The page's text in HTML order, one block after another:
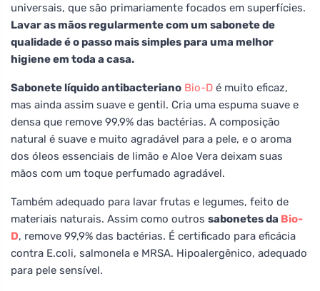
universais, que são primariamente focados em superfícies.
Lavar as mãos regularmente com um sabonete de
qualidade é o passo mais simples para uma melhor
higiene em toda a casa.
Sabonete líquido antibacteriano Bio-D é muito eficaz,
mas ainda assim suave e gentil. Cria uma espuma suave e
densa que remove 99,9% das bactérias. A composição
natural é suave e muito agradável para a pele, e o aroma
dos óleos essenciais de limão e Aloe Vera deixam suas
mãos com um toque perfumado agradável.
Também adequado para lavar frutas e legumes, feito de
materiais naturais. Assim como outros sabonetes da Bio-
D, remove 99,9% das bactérias. É certificado para eficácia
contra E.coli, salmonela e MRSA. Hipoalergênico, adequado
para pele sensível.